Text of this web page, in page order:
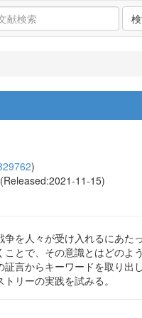
)
11-15)
を人々が受け入れるにあ
とで、その意識とはどのよ
言からキーワードを取り
リーの実践を試みる。